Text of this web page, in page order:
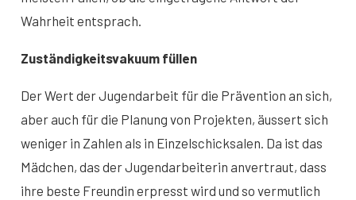
Wahrheit entsprach.
Zuständigkeitsvakuum füllen
Der Wert der Jugendarbeit für die Prävention an sich,
aber auch für die Planung von Projekten, äussert sich
weniger in Zahlen als in Einzelschicksalen. Da ist das
Mädchen, das der Jugendarbeiterin anvertraut, dass
ihre beste Freundin erpresst wird und so vermutlich